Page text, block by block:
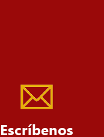
Escríbenos